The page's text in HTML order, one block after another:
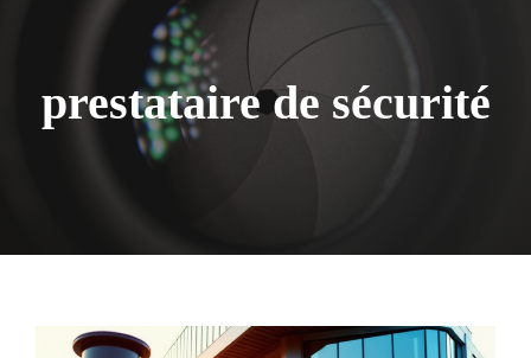
prestataire de sécurité